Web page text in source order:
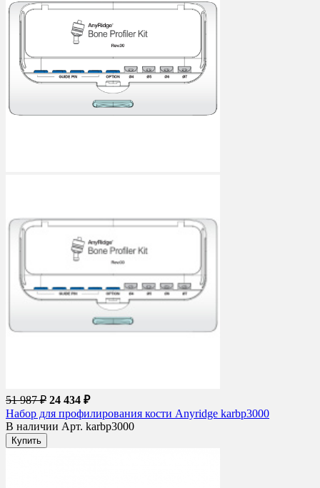
51 987 ₽ 24 434 ₽
Набор для профилирования кости Anyridge karbp3000
В наличии Арт. karbp3000
Купить